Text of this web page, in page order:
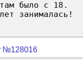
было с 18.
занималась!
№128016